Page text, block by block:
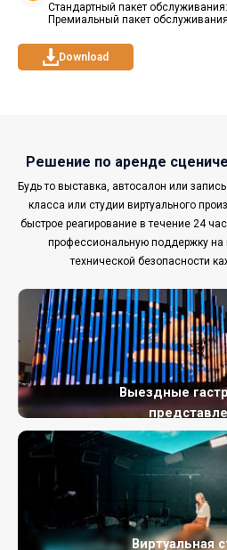
Стандартный пакет
Премиальный пакет
Download
Решение по аренде
Будь то выставка, автосалон или
класса или студии виртуального
быстрое реагирование в течение 24
профессиональную поддержку
технической безопасности
Выездные
Виртуальная